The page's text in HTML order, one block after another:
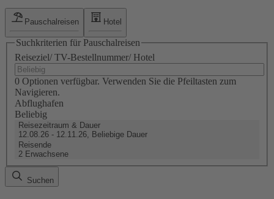
Pauschalreisen Hotel
Suchkriterien für Pauschalreisen
Reiseziel/ TV-Bestellnummer/ Hotel
0 Optionen verfügbar. Verwenden Sie die Pfeiltasten zum
Navigieren.
Abflughafen
Beliebig
Reisezeitraum & Dauer
12.08.26 - 12.11.26, Beliebige Dauer
Reisende
2 Erwachsene
Suchen